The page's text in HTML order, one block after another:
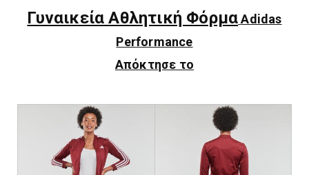
Γυναικεία Αθλητική Φόρμα Adidas
Performance
Απόκτησε το